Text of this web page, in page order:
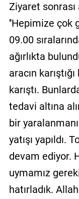
Ziyaret
''Hepimize çok
09.00
ağırlıkta
aracın
karıştı.
tedavi altına
bir
yatışı yapıldı.
devam ediyor.
uymamız
hatırladık.